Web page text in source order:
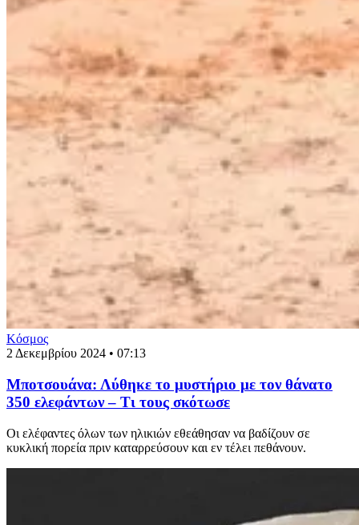
Κόσμος
2 Δεκεμβρίου 2024 • 07:13
Μποτσουάνα: Λύθηκε το μυστήριο με τον θάνατο
350 ελεφάντων – Τι τους σκότωσε
Οι ελέφαντες όλων των ηλικιών εθεάθησαν να βαδίζουν σε
κυκλική πορεία πριν καταρρεύσουν και εν τέλει πεθάνουν.